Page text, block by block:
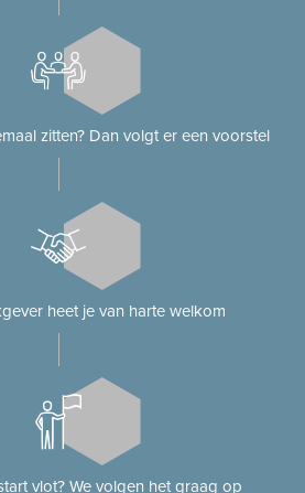
zitten? Dan volgt er een voorstel
heet je van harte welkom
vlot? We volgen het graag op